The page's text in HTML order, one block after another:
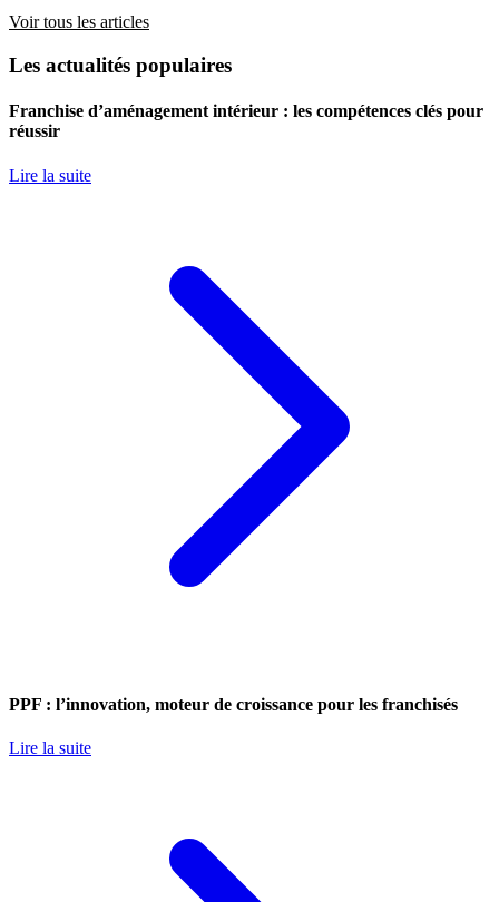
Voir tous les articles
Les actualités populaires
Franchise d’aménagement intérieur : les compétences clés pour
réussir
Lire la suite
PPF : l’innovation, moteur de croissance pour les franchisés
Lire la suite